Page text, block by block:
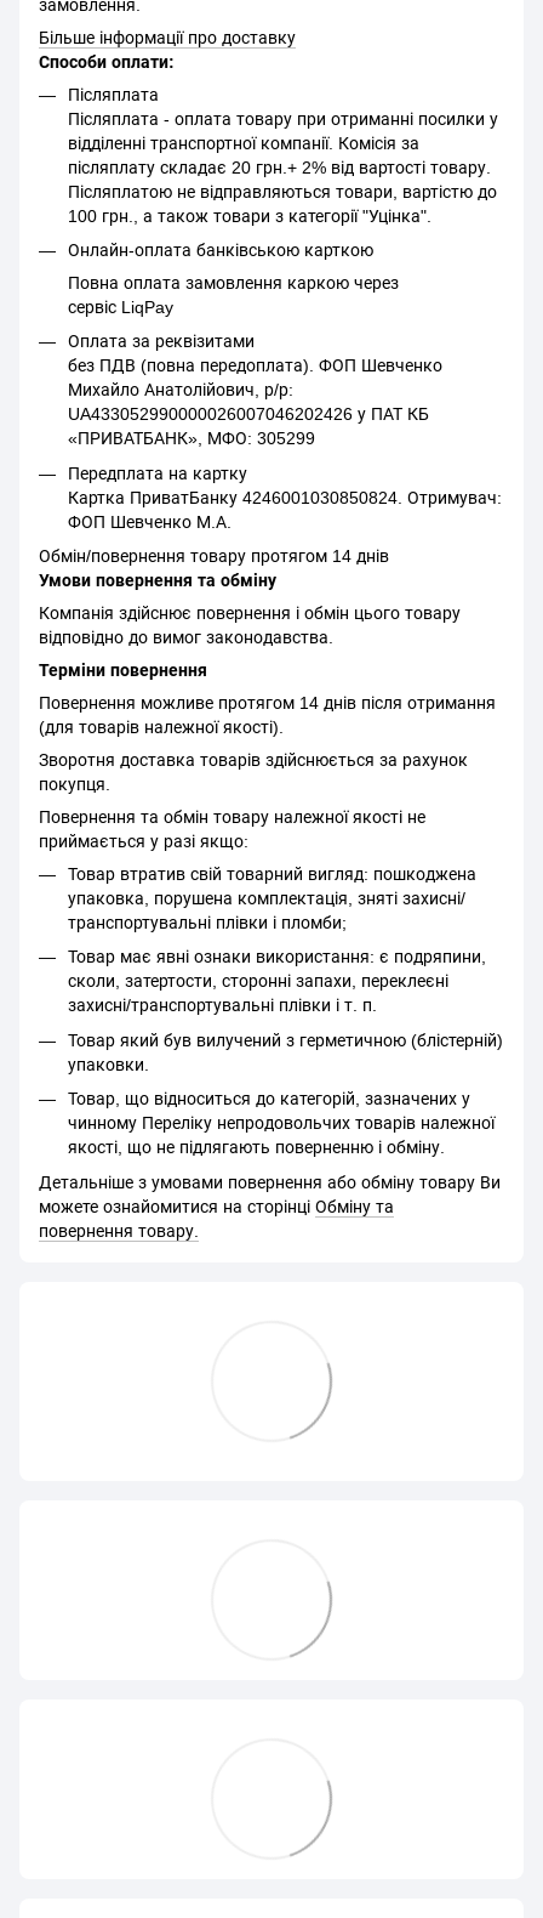
замовлення.
Більше інформації про доставку
Способи оплати:
Післяплата
Післяплата - оплата товару при отриманні посилки у
відділенні транспортної компанії. Комісія за
післяплату складає 20 грн.+ 2% від вартості товару.
Післяплатою не відправляються товари, вартістю до
100 грн., а також товари з категорії "Уцінка".
Онлайн-оплата банківською карткою
Повна оплата замовлення каркою через
сервіс LiqPay
Оплата за реквізитами
без ПДВ (повна передоплата). ФОП Шевченко
Михайло Анатолійович, р/р:
UA433052990000026007046202426 у ПАТ КБ
«ПРИВАТБАНК», МФО: 305299
Передплата на картку
Картка ПриватБанку 4246001030850824. Отримувач:
ФОП Шевченко М.А.
Обмін/повернення товару протягом 14 днів
Умови повернення та обміну
Компанія здійснює повернення і обмін цього товару
відповідно до вимог законодавства.
Терміни повернення
Повернення можливе протягом 14 днів після отримання
(для товарів належної якості).
Зворотня доставка товарів здійснюється за рахунок
покупця.
Повернення та обмін товару належної якості не
приймається у разі якщо:
Товар втратив свій товарний вигляд: пошкоджена
упаковка, порушена комплектація, зняті захисні/
транспортувальні плівки і пломби;
Товар має явні ознаки використання: є подряпини,
сколи, затертости, сторонні запахи, переклеєні
захисні/транспортувальні плівки і т. п.
Товар який був вилучений з герметичною (блістерній)
упаковки.
Товар, що відноситься до категорій, зазначених у
чинному Переліку непродовольчих товарів належної
якості, що не підлягають поверненню і обміну.
Детальніше з умовами повернення або обміну товару Ви
можете ознайомитися на сторінці Обміну та
повернення товару.